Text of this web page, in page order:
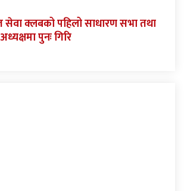
क्लबको पहिलो साधारण सभा तथा
पुनः गिरि